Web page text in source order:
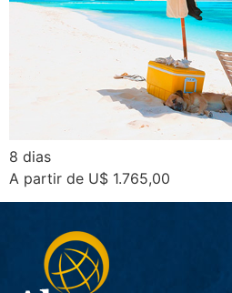
8 dias
A partir de U$ 1.765,00